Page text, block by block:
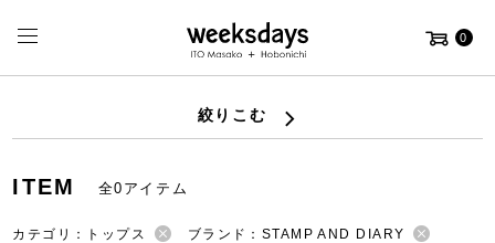
0
絞りこむ
ITEM 全0アイテム
カテゴリ：トップス
ブランド：STAMP AND DIARY